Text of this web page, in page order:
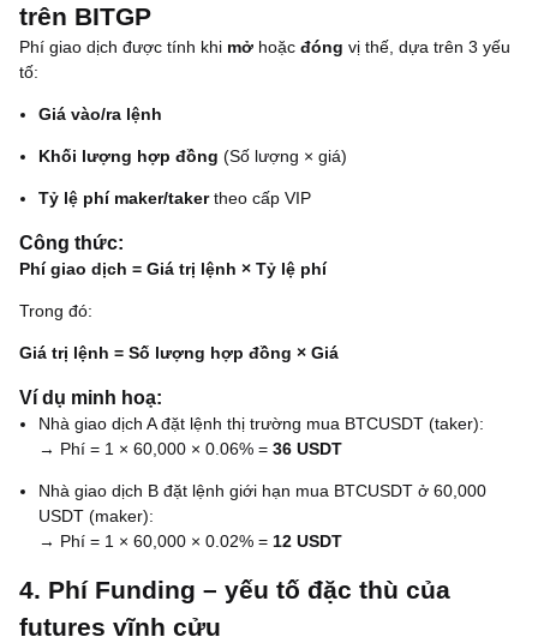
trên BITGP
Phí giao dịch được tính khi mở hoặc đóng vị thế, dựa trên 3 yếu
tố:
Giá vào/ra lệnh
Khối lượng hợp đồng (Số lượng × giá)
Tỷ lệ phí maker/takertheo cấp VIP
Công thức:
Phí giao dịch = Giá trị lệnh × Tỷ lệ phí
Trong đó:
Giá trị lệnh = Số lượng hợp đồng × Giá
Ví dụ minh hoạ:
Nhà giao dịch A đặt lệnh thị trường mua BTCUSDT (taker):
→ Phí = 1 × 60,000 × 0.06% = 36 USDT
Nhà giao dịch B đặt lệnh giới hạn mua BTCUSDT ở 60,000
USDT (maker):
→ Phí = 1 × 60,000 × 0.02% = 12 USDT
4. Phí Funding – yếu tố đặc thù của
futures vĩnh cửu